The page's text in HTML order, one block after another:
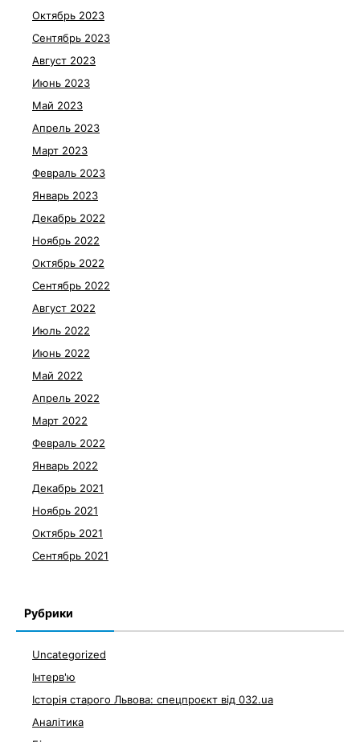
Октябрь 2023
Сентябрь 2023
Август 2023
Июнь 2023
Май 2023
Апрель 2023
Март 2023
Февраль 2023
Январь 2023
Декабрь 2022
Ноябрь 2022
Октябрь 2022
Сентябрь 2022
Август 2022
Июль 2022
Июнь 2022
Май 2022
Апрель 2022
Март 2022
Февраль 2022
Январь 2022
Декабрь 2021
Ноябрь 2021
Октябрь 2021
Сентябрь 2021
Рубрики
Uncategorized
Інтерв'ю
Історія старого Львова: спецпроєкт від 032.ua
Аналітика